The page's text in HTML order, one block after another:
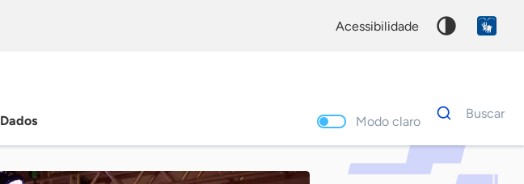
acessibilidade
Dados Modo claro
Dados
para
Buscar
Palavra
chave